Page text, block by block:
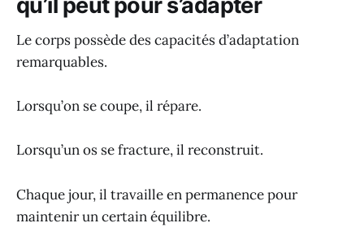
qu’il peut pour s’adapter
Le corps possède des capacités d’adaptation
remarquables.
Lorsqu’on se coupe, il répare.
Lorsqu’un os se fracture, il reconstruit.
Chaque jour, il travaille en permanence pour
maintenir un certain équilibre.